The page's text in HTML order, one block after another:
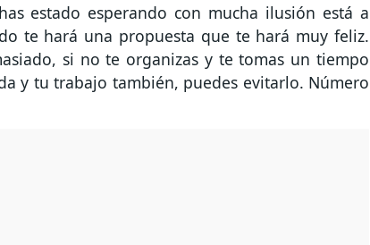
estado esperando con mucha ilusión está a
te hará una propuesta que te hará muy feliz.
si no te organizas y te tomas un tiempo
y tu trabajo también, puedes evitarlo. Número